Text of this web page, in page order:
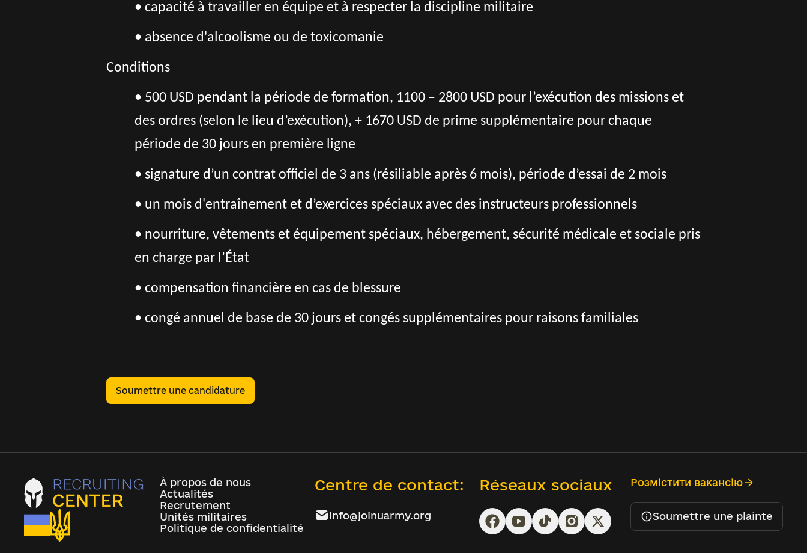
• capacité à travailler en équipe et à respecter la discipline militaire
• absence d'alcoolisme ou de toxicomanie
Conditions
• 500 USD pendant la période de formation, 1100 – 2800 USD pour l’exécution des missions et
des ordres (selon le lieu d’exécution), + 1670 USD de prime supplémentaire pour chaque
période de 30 jours en première ligne
• signature d’un contrat officiel de 3 ans (résiliable après 6 mois), période d’essai de 2 mois
• un mois d'entraînement et d’exercices spéciaux avec des instructeurs professionnels
• nourriture, vêtements et équipement spéciaux, hébergement, sécurité médicale et sociale pris
en charge par l’État
• compensation financière en cas de blessure
• congé annuel de base de 30 jours et congés supplémentaires pour raisons familiales
Soumettre une candidature
À propos de nous
Actualités
Recrutement
Unités militaires
Politique de confidentialité
Centre de contact:
info@joinuarmy.org
Réseaux sociaux Розмістити вакансію
Soumettre une plainte